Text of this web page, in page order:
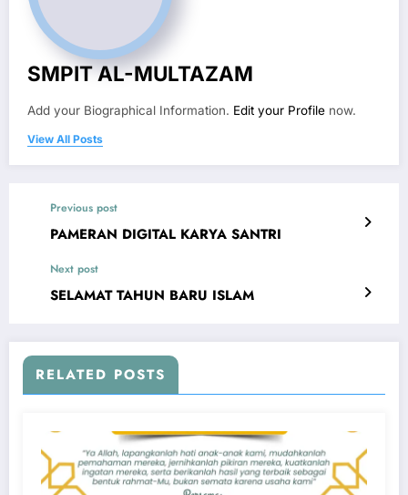
SMPIT AL-MULTAZAM
Add your Biographical Information. Edit your Profile now.
View All Posts
Previous post
PAMERAN DIGITAL KARYA SANTRI
Next post
SELAMAT TAHUN BARU ISLAM
RELATED POSTS